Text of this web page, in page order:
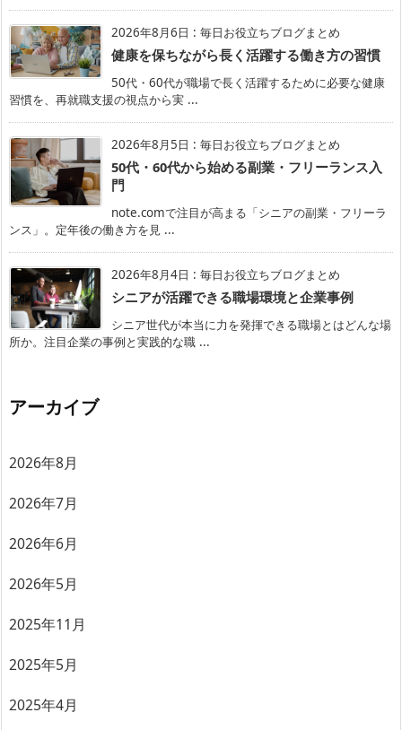
2026年8月6日 : 毎日お役立ちブログまとめ
健康を保ちながら長く活躍する働き方の習慣
50代・60代が職場で長く活躍するために必要な健康
習慣を、再就職支援の視点から実 ...
2026年8月5日 : 毎日お役立ちブログまとめ
50代・60代から始める副業・フリーランス入
門
note.comで注目が高まる「シニアの副業・フリーラ
ンス」。定年後の働き方を見 ...
2026年8月4日 : 毎日お役立ちブログまとめ
シニアが活躍できる職場環境と企業事例
シニア世代が本当に力を発揮できる職場とはどんな場
所か。注目企業の事例と実践的な職 ...
アーカイブ
2026年8月
2026年7月
2026年6月
2026年5月
2025年11月
2025年5月
2025年4月